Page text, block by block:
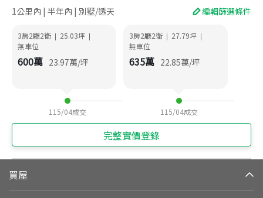
1公里內 | 半年內 | 別墅/透天 編輯篩選條件
3房2廳2衛 | 25.03坪 |
無車位
600萬 23.97萬/坪
115/04成交
3房2廳2衛 | 27.79坪 |
無車位
635萬 22.85萬/坪
115/04成交
完整實價登錄
買屋